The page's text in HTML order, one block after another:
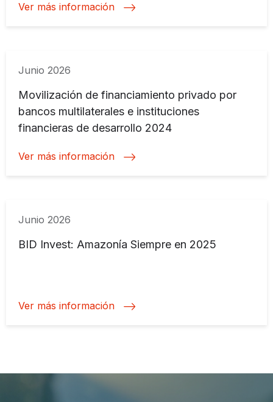
Ver más información
Junio 2026
Movilización de financiamiento privado por
bancos multilaterales e instituciones
financieras de desarrollo 2024
Ver más información
Junio 2026
BID Invest: Amazonía Siempre en 2025
Ver más información